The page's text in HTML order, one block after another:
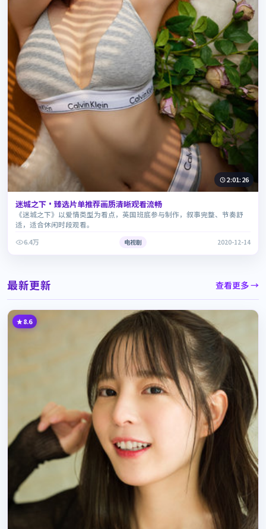
2:01:26
迷城之下·臻选片单推荐画质清晰观看流畅
《迷城之下》以爱情类型为看点，英国班底参与制作，叙事完整、节奏舒
适，适合休闲时段观看。
6.4万
电视剧 2020-12-14
最新更新 查看更多 →
8.6